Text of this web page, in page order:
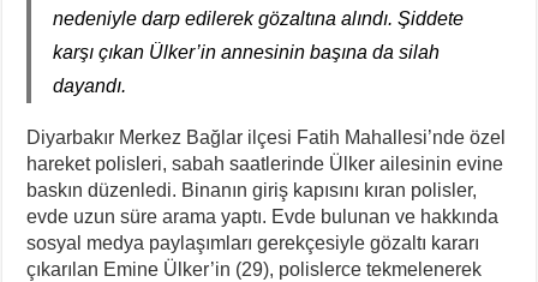
II. Enternasyonal’in Sosyalizm Anlayışının 2.0 Versiyonu
Stuttgart’ta Kadın Katliamı Girişimine Karşı Kadınlar
Cezaevindeki 14. Gününde Özcan Aksu İşkenceyle mi Katledildi?
NATO Tutsakları Serbest Bırakılsın!
Sahel’den Ceuta’ya Yönelen Göç Dalgası
nedeniyle darp edilerek gözaltına alındı. Şiddete
karşı çıkan Ülker’in annesinin başına da silah
dayandı.
Diyarbakır Merkez Bağlar ilçesi Fatih Mahallesi’nde özel
hareket polisleri, sabah saatlerinde Ülker ailesinin evine
baskın düzenledi. Binanın giriş kapısını kıran polisler,
evde uzun süre arama yaptı. Evde bulunan ve hakkında
sosyal medya paylaşımları gerekçesiyle gözaltı kararı
çıkarılan Emine Ülker’in (29), polislerce tekmelenerek